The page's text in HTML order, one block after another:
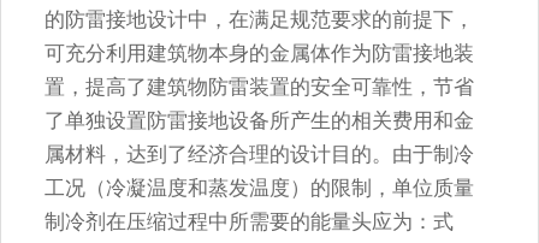
的防雷接地设计中，在满足规范要求的前提下，
可充分利用建筑物本身的金属体作为防雷接地装
置，提高了建筑物防雷装置的安全可靠性，节省
了单独设置防雷接地设备所产生的相关费用和金
属材料，达到了经济合理的设计目的。由于制冷
工况（冷凝温度和蒸发温度）的限制，单位质量
制冷剂在压缩过程中所需要的能量头应为：式